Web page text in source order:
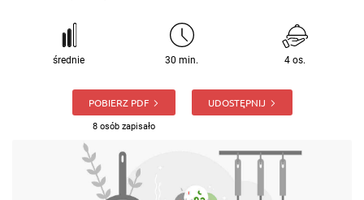
średnie 30 min. 4 os.
POBIERZ PDF
8 osób zapisało
UDOSTĘPNIJ